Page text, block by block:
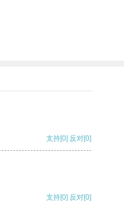
支持[0] 反对[0]
支持[0] 反对[0]